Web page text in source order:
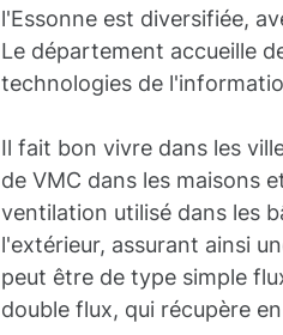
l'Essonne est diversifiée,
Le département accueille
technologies de
Il fait bon vivre dans les
de VMC dans les maisons
ventilation utilisé dans les
l'extérieur, assurant ainsi
peut être de type simple
double flux, qui récupère